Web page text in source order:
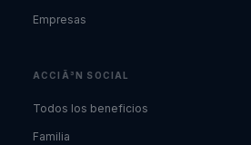
Empresas
ACCIÃ³N SOCIAL
Todos los beneficios
Familia